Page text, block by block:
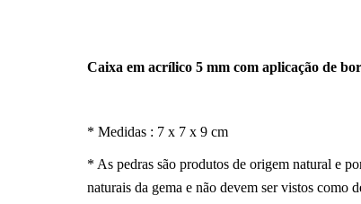
Caixa em acrílico 5 mm com aplicação de
* Medidas : 7 x 7 x 9 cm
* As pedras são produtos de origem natural e
naturais da gema e não devem ser vistos como